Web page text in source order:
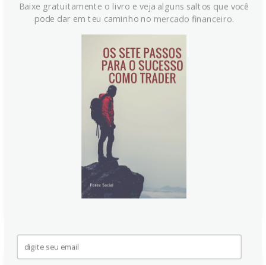
Índice Dólar: Riscos de Alta
Persistem, Aponta ING
O Índice do Dólar (DXY) encontra suporte em 100.60,
com riscos de alta mantidos, segundo a ING. A
volatilidade cambial G7 está baixa, e o carry trade
atrativo, com taxas de depósitos em dólar de uma
semana no topo do G10. Minutas hawkish do FOMC
sob Kevin Warsh são um fator chave de apoio.
Baixe gratuitamente o livro e veja alguns saltos que você
pode dar em teu caminho no mercado financeiro.